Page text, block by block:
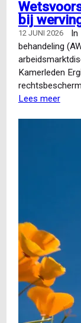
bij
12 JUNI 2026
In
behandeling
Kamerleden
Lees meerover